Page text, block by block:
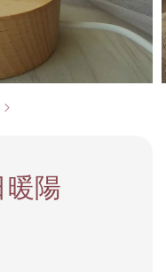
陽